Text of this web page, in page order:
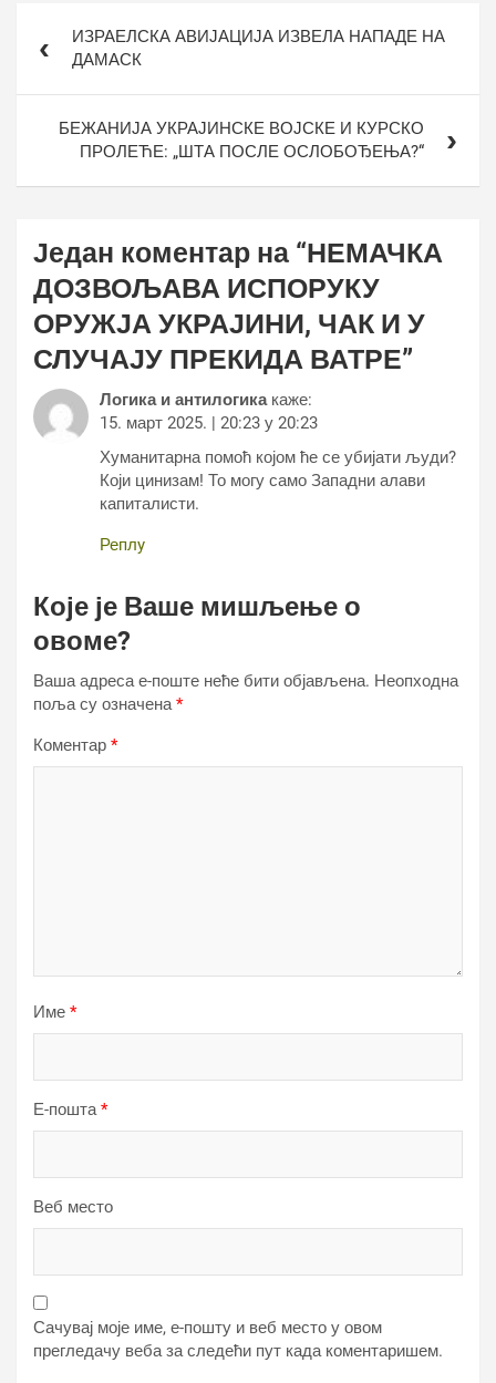
чланкаИЗРАЕЛСКА АВИЈАЦИЈА ИЗВЕЛА НАПАДЕ НА
ДАМАСК
БЕЖАНИЈА УКРАЈИНСКЕ ВОЈСКЕ И КУРСКО
ПРОЛЕЋЕ: „ШТА ПОСЛЕ ОСЛОБОЂЕЊА?“
Један коментар на “НЕМАЧКА
ДОЗВОЉАВА ИСПОРУКУ
ОРУЖЈА УКРАЈИНИ, ЧАК И У
СЛУЧАЈУ ПРЕКИДА ВАТРЕ”
Логика и антилогика каже:
15. март 2025. | 20:23 у 20:23
Хуманитарна помоћ којом ће се убијати људи?
Који цинизам! То могу само Западни алави
капиталисти.
Реплy
Које је Ваше мишљење о
овоме?
Ваша адреса е-поште неће бити објављена. Неопходна
поља су означена*
Коментар *
Име *
Е-пошта*
Веб место
Сачувај моје име, е-пошту и веб место у овом
прегледачу веба за следећи пут када коментаришем.